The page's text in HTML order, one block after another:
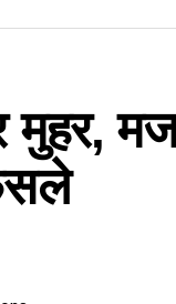
मुहर,